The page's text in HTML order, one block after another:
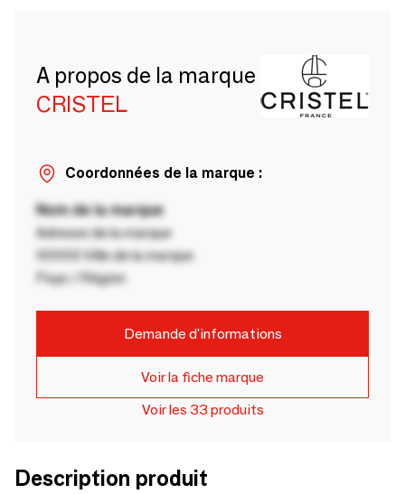
A propos de la marque
CRISTEL
Coordonnées de la marque :
Nom de la marque
Adresse de la marque
00000 Ville de la marque
Pays / Région
Demande d'informations
Voir la fiche marque
Voir les 33 produits
Description produit